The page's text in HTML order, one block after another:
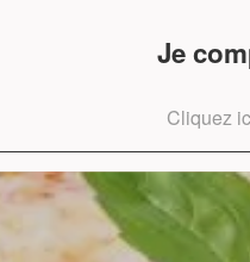
Je
Cliquez